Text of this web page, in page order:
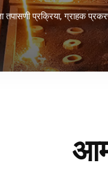
तपासणी प्रक्रिया, ग्राहक